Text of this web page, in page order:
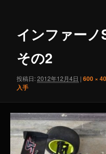
インファー
その2
投稿日:2012年12月4日 |600 ×
入手